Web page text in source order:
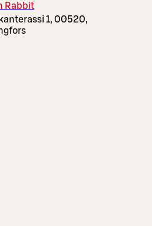
Rabbit
1, 00520,